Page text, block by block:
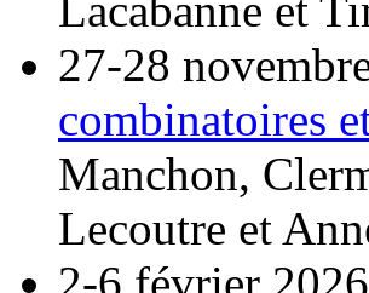
27-28
combinatoires
Manchon,
Lecoutre et